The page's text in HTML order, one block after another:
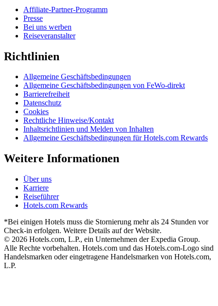
Affiliate-Partner-Programm
Presse
Bei uns werben
Reiseveranstalter
Richtlinien
Allgemeine Geschäftsbedingungen
Allgemeine Geschäftsbedingungen von FeWo-direkt
Barrierefreiheit
Datenschutz
Cookies
Rechtliche Hinweise/Kontakt
Inhaltsrichtlinien und Melden von Inhalten
Allgemeine Geschäftsbedingungen für Hotels.com Rewards
Weitere Informationen
Über uns
Karriere
Reiseführer
Hotels.com Rewards
*Bei einigen Hotels muss die Stornierung mehr als 24 Stunden vor
Check-in erfolgen. Weitere Details auf der Website.
© 2026 Hotels.com, L.P., ein Unternehmen der Expedia Group.
Alle Rechte vorbehalten. Hotels.com und das Hotels.com-Logo sind
Handelsmarken oder eingetragene Handelsmarken von Hotels.com,
L.P.